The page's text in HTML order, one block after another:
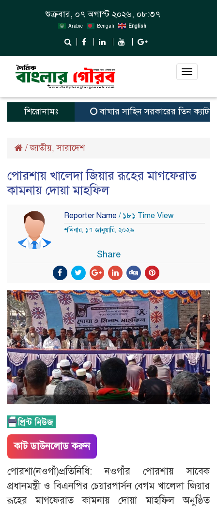
শুক্রবার, ০৭ অগাস্ট ২০২৬, ০৮:৩৭
Arabic Bengali English
Toggle
শিরোনামঃ বাঘার সাহিন সরকারের তিন
/জাতীয়,সারাদেশ
পোরশায় খালেদা জিয়ার রূহের মাগফেরাত
কামনায় দোয়া মাহফিল
Reporter Name / ১৮১ Time View
শনিবার, ১৭ জানুয়ারি, ২০২৬
Share
কাট ডাউনলোড করুন
পোরশা(নওগাঁ)প্রতিনিধি: নওগাঁর পোরশায় সাবেক
প্রধানমন্ত্রী ও বিএনপির চেয়ারপার্সন বেগম খালেদা জিয়ার
রূহের মাগফেরাত কামনায় দোয়া মাহফিল অনুষ্ঠিত